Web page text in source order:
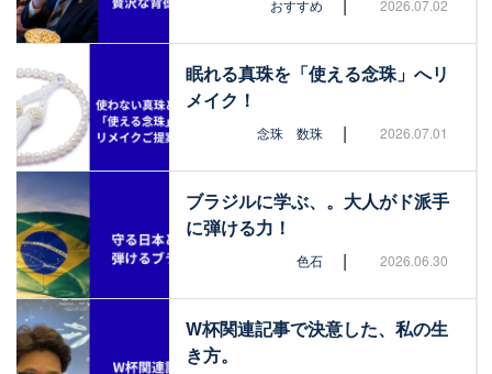
おすすめ 2026.07.02
眠れる真珠を「使える念珠」へリ
メイク！
念珠 数珠 | 2026.07.01
ブラジルに学ぶ、。大人がド派手
に弾ける力！
色石 | 2026.06.30
W杯関連記事で決意した、私の生
き方。